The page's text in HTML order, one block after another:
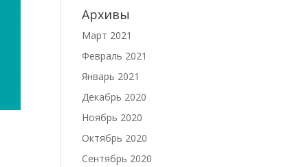
Архивы
Март 2021
Февраль 2021
Январь 2021
Декабрь 2020
Ноябрь 2020
Октябрь 2020
Сентябрь 2020